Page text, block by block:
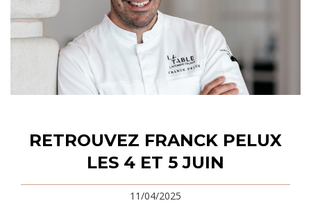
RETROUVEZ FRANCK PELUX
LES 4 ET 5 JUIN
11/04/2025